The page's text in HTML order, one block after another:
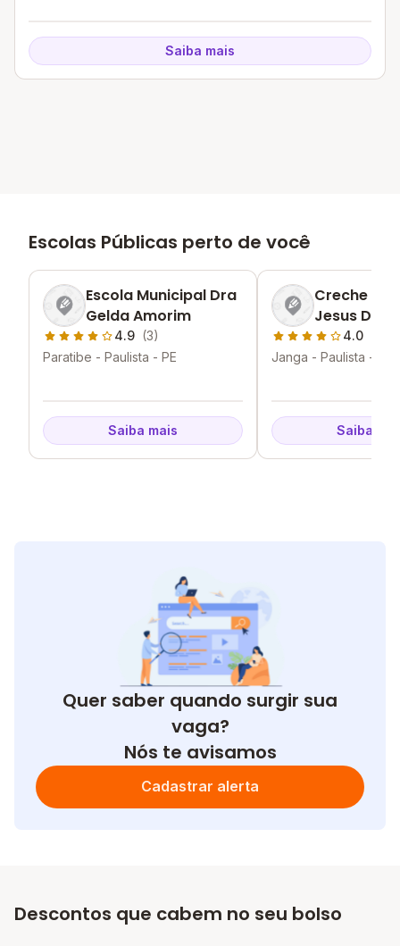
Saiba mais
Escolas Públicas perto de você
Escola Municipal Dra
Gelda Amorim
4.9 (3)
Paratibe - Paulista - PE
Saiba mais
Creche
Jesus De
4.0
Janga - Paulista - PE
Saiba
Quer saber quando surgir sua
vaga?
Nós te avisamos
Cadastrar alerta
Descontos que cabem no seu bolso